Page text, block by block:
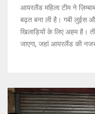
आयरलैंड महिला टीम ने
बढ़त बना ली है। गबी लुईस और
खिलाड़ियों के लिए अहम है।
जाएगा, जहां आयरलैंड की नजर